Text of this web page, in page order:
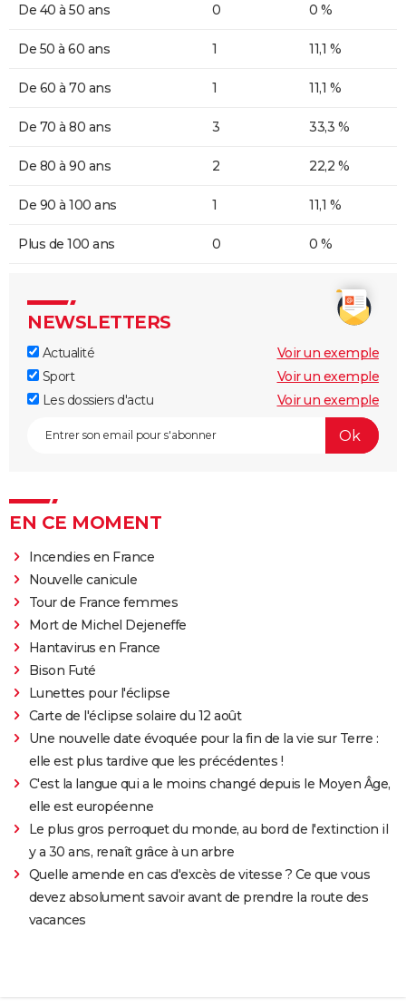
De 40 à 50 ans 0 0 %
De 50 à 60 ans 1 11,1 %
De 60 à 70 ans 1 11,1 %
De 70 à 80 ans 3 33,3 %
De 80 à 90 ans 2 22,2 %
De 90 à 100 ans 1 11,1 %
Plus de 100 ans 0 0 %
NEWSLETTERS
Actualité
Voir un exemple
Sport
Voir un exemple
Les dossiers d'actu
Voir un exemple
EN CE MOMENT
Incendies en France
Nouvelle canicule
Tour de France femmes
Mort de Michel Dejeneffe
Hantavirus en France
Bison Futé
Lunettes pour l'éclipse
Carte de l'éclipse solaire du 12 août
Une nouvelle date évoquée pour la fin de la vie sur Terre :
elle est plus tardive que les précédentes !
C'est la langue qui a le moins changé depuis le Moyen Âge,
elle est européenne
Le plus gros perroquet du monde, au bord de l'extinction il
y a 30 ans, renaît grâce à un arbre
Quelle amende en cas d'excès de vitesse ? Ce que vous
devez absolument savoir avant de prendre la route des
vacances